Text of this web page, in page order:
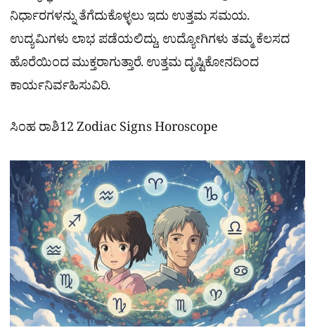
ನಿರ್ಧಾರಗಳನ್ನು ತೆಗೆದುಕೊಳ್ಳಲು ಇದು ಉತ್ತಮ ಸಮಯ.
ಉದ್ಯಮಿಗಳು ಲಾಭ ಪಡೆಯಲಿದ್ದು, ಉದ್ಯೋಗಿಗಳು ತಮ್ಮ ಕೆಲಸದ
ಹೊರೆಯಿಂದ ಮುಕ್ತರಾಗುತ್ತಾರೆ. ಉತ್ತಮ ದೃಷ್ಟಿಕೋನದಿಂದ
ಕಾರ್ಯನಿರ್ವಹಿಸುವಿರಿ.
ಸಿಂಹ ರಾಶಿ12 Zodiac Signs Horoscope